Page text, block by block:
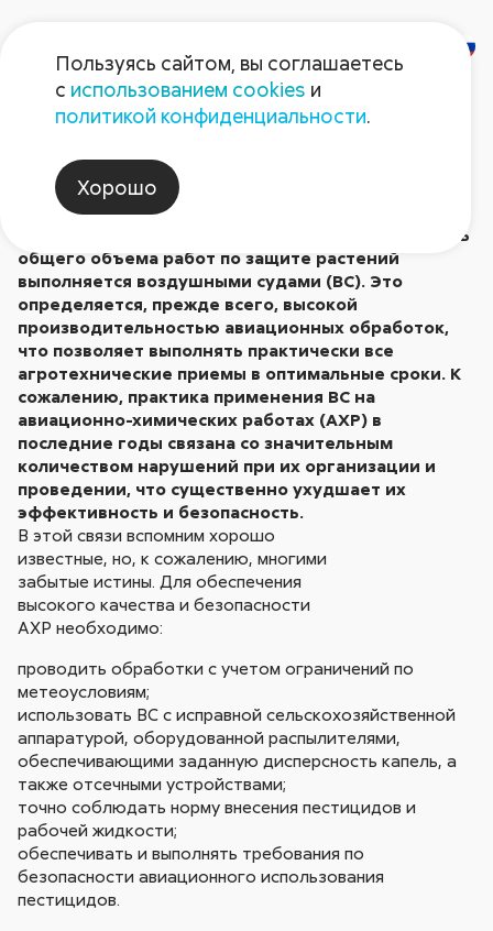
АВИАХИМРАБОТЫ:
Опубликовано в № 10/2003
В Краснодарском крае ежегодно примерно треть
общего объема работ по защите растений
выполняется воздушными судами (ВС). Это
определяется, прежде всего, высокой
производительностью авиационных обработок,
что позволяет выполнять практически все
агротехнические приемы в оптимальные сроки. К
сожалению, практика применения ВС на
авиационно-химических работах (АХР) в
последние годы связана со значительным
количеством нарушений при их организации и
проведении, что существенно ухудшает их
эффективность и безопасность.
В этой связи вспомним хорошо
известные, но, к сожалению, многими
забытые истины. Для обеспечения
высокого качества и безопасности
АХР необходимо:
проводить обработки с учетом ограничений по
метеоусловиям;
использовать ВС с исправной сельскохозяйственной
аппаратурой, оборудованной распылителями,
обеспечивающими заданную дисперсность капель, а
также отсечными устройствами;
точно соблюдать норму внесения пестицидов и
рабочей жидкости;
обеспечивать и выполнять требования по
безопасности авиационного использования
пестицидов.
Пользуясь сайтом, вы соглашаетесь
с использованием cookies и
политикой конфиденциальности.
Хорошо